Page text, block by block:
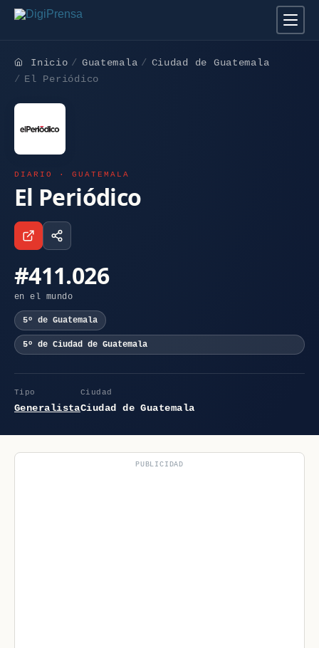
Inicio Guatemala
Ciudad de Guatemala
El Periódico
DIARIO · GUATEMALA
El Periódico
#411.026
en el mundo
5º de Guatemala
5º de Ciudad de Guatemala
Tipo
Generalista
Ciudad
Ciudad de Guatemala
PUBLICIDAD